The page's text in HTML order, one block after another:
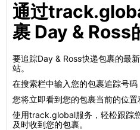
通过
裹 Day & Ross
要追踪Day & Ross快递包裹的最
站。
在搜索栏中输入您的包裹追踪号码
您将立即看到您的包裹当前的位置
使用track.global服务，轻松跟踪
及时收到您的包裹。